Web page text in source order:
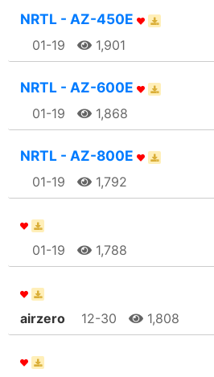
NRTL - AZ-450E
01-19 1,901
NRTL - AZ-600E
01-19 1,868
NRTL - AZ-800E
01-19 1,792
01-19 1,788
airzero 12-30 1,808